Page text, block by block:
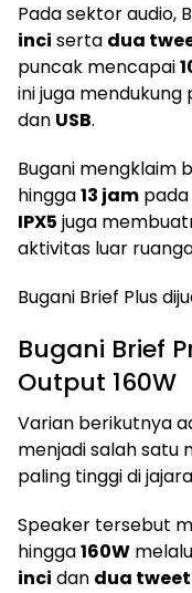
Pada sektor audio,
inci serta dua
puncak mencapai
ini juga
dan USB.
Bugani mengklaim
hingga13 jam
IPX5 juga
aktivitas luar
Bugani Brief Plus
Bugani Brief
Output 160W
Varian berikutnya
menjadi salah satu
paling tinggi di
Speaker tersebut
hingga160W
inci dan dua